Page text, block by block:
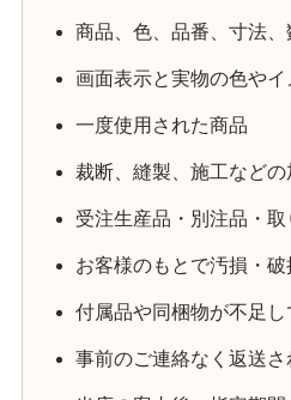
商品、色、品番、寸法
画面表示と実物の色や
一度使用された商品
裁断、縫製、施工など
受注生産品・別注品・取
お客様のもとで汚損・
付属品や同梱物が不足し
事前のご連絡なく返送さ